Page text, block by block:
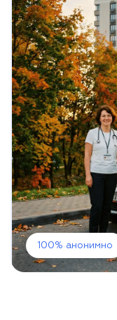
100% анонимно